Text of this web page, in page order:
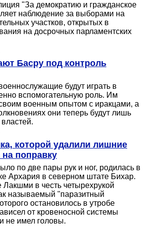
"За демократию и гражданское
наблюдение за выборами на
участков, открытых в
на досрочных парламентских
Басру под контроль
будут играть в
вспомогательную роль. Им
военным опытом с иракцами, а
они теперь будут лишь
которой удалили лишние
на поправку
по две пары рук и ног, родилась в
Архария в северном штате Бихар.
Лакшми в честь четырехрукой
называемый "паразитный
остановилось в утробе
от кровеносной системы
не имел головы.